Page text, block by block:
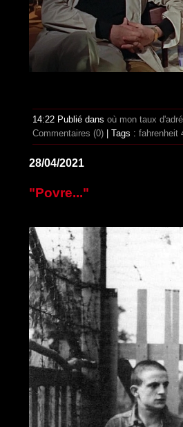
14:22 Publié dans où mon taux
Commentaires (0) | Tags : fahrenheit
28/04/2021
"Povre..."